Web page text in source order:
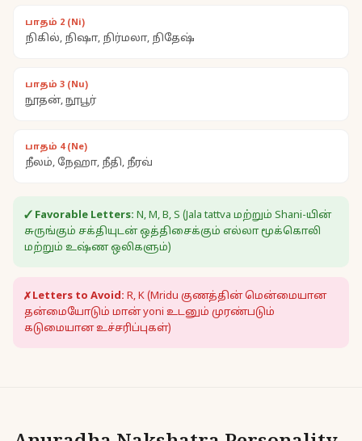
பாதம் 2 (Ni)
நிகில், நிஷா, நிர்மலா, நிதேஷ்
பாதம் 3 (Nu)
நூதன், நூபூர்
பாதம் 4 (Ne)
நீலம், நேஹா, நீதி, நீரவ்
✓ Favorable Letters: N, M, B, S (Jala tattva மற்றும் Shani-யின்
சுருங்கும் சக்தியுடன் ஒத்திசைக்கும் எல்லா மூக்கொலி
மற்றும் உஷ்ண ஒலிகளும்)
✗ Letters to Avoid: R, K (Mridu குணத்தின் மென்மையான
தன்மையோடும் மான் yoni உடனும் முரண்படும்
கடுமையான உச்சரிப்புகள்)